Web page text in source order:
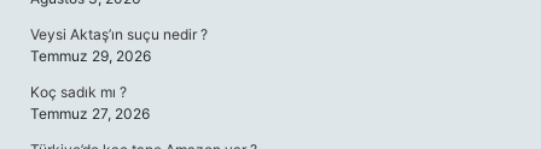
Veysi Aktaş’ın suçu nedir ?
Temmuz 29, 2026
Koç sadık mı ?
Temmuz 27, 2026